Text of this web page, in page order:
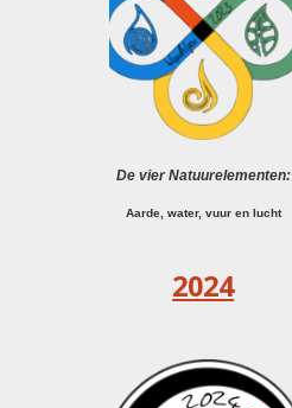
De vier Natuurelementen:
Aarde, water, vuur en lucht
2024